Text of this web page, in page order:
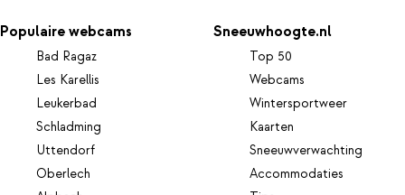
Populaire webcams
Bad Ragaz
Les Karellis
Leukerbad
Schladming
Uttendorf
Oberlech
Sneeuwhoogte.nl
Top 50
Webcams
Wintersportweer
Kaarten
Sneeuwverwachting
Accommodaties